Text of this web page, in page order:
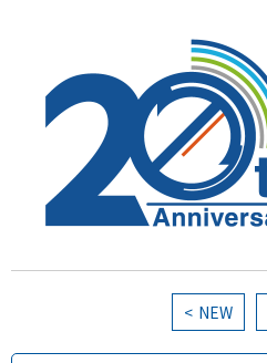
NEW